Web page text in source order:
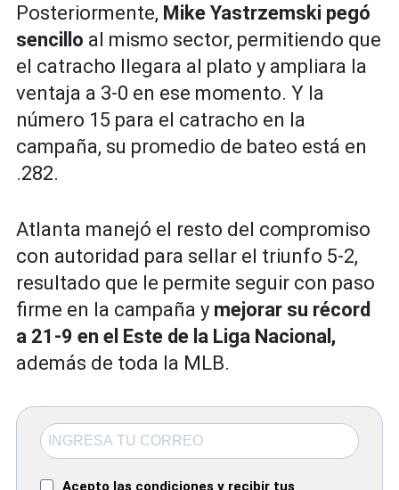
Posteriormente, Mike Yastrzemski pegó
sencillo al mismo sector, permitiendo que
el catracho llegara al plato y ampliara la
ventaja a 3-0 en ese momento. Y la
número 15 para el catracho en la
campaña, su promedio de bateo está en
.282.
Atlanta manejó el resto del compromiso
con autoridad para sellar el triunfo 5-2,
resultado que le permite seguir con paso
firme en la campaña y mejorar su récord
a 21-9 en el Este de la Liga Nacional,
además de toda la MLB.
Acepto las condiciones y recibir tus